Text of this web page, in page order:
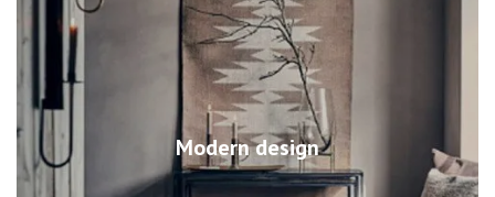
Modern design